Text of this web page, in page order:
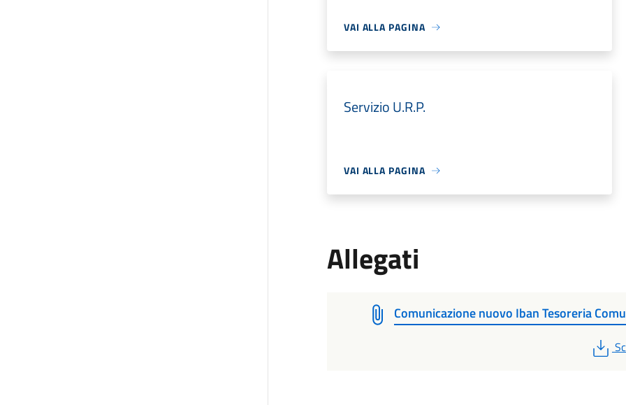
VAI ALLA PAGINA
Servizio U.R.P.
VAI ALLA PAGINA
Allegati
Comunicazione nuovo Iban Tesoreria